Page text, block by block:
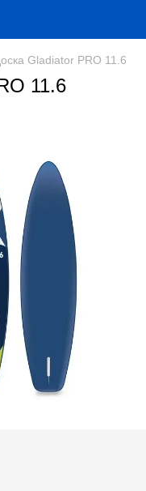
Gladiator PRO 11.6
11.6